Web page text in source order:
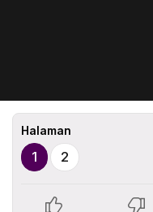
Halaman
1 2